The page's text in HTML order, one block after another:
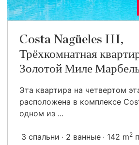
Costa Nagüeles III,
Трёхкомнатная
Золотой Миле
Эта квартира на четвертом
расположена в комплексе
одном из ...
3 спальни 2 ванные 142 m2